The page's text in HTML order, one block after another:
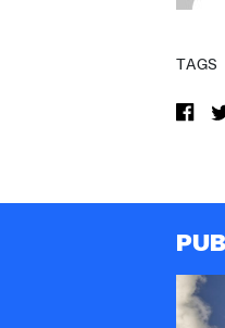
TAGS